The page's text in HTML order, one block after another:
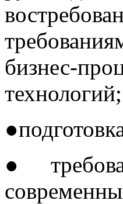
бизнес-
технологий;